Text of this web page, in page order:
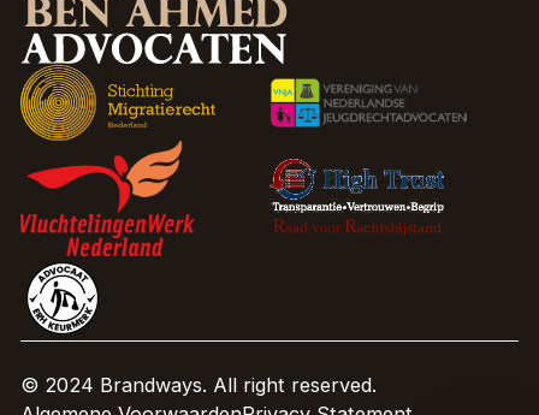
© 2024 Brandways. All right reserved.